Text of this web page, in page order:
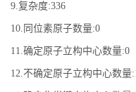
9.复杂度:336
10.同位素原子数量:0
11.确定原子立构中心数量:0
12.不确定原子立构中心数量